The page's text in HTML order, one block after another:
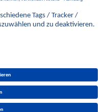
gemäß § 25a UStG
Irrtum vorbehalten. Bilder sind
mbH